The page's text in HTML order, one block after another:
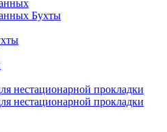
Бухты
нестационарной прокладки
нестационарной прокладки